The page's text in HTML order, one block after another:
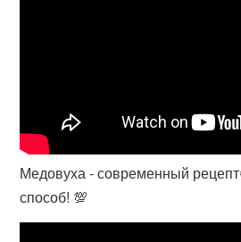
Медовуха - современный
способ! 💯